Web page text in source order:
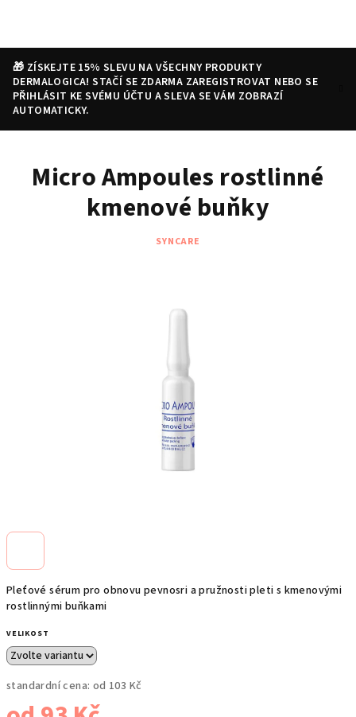
🎁 ZÍSKEJTE 15% SLEVU NA VŠECHNY PRODUKTY
DERMALOGICA! STAČÍ SE ZDARMA ZAREGISTROVAT NEBO SE
PŘIHLÁSIT KE SVÉMU ÚČTU A SLEVA SE VÁM ZOBRAZÍ
AUTOMATICKY.
HledatPřihlášeníNákupní
košík
Pleťové sérum pro obnovu pevnosri a pružnosti pleti s kmenovými
rostlinnými buňkami
VELIKOST
standardní cena: od 103 Kč
Micro Ampoules rostlinné
kmenové buňky
SYNCARE